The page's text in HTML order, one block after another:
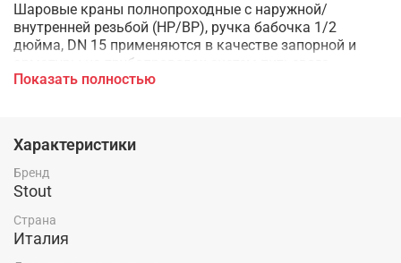
Шаровые краны полнопроходные с наружной/
внутренней резьбой (НР/ВР), ручка бабочка 1/2
дюйма, DN 15 применяются в качестве запорной и
арматуры на трубопроводах систем питьевого,
хозяйственного, и промышленного назначения, а
материалам крана. Основные среды применения:
горячее водоснабжение, отопление, сжатый воздух,
жидкие углеводороды.
Показать полностью
Характеристики
Бренд
Stout
Страна
Италия